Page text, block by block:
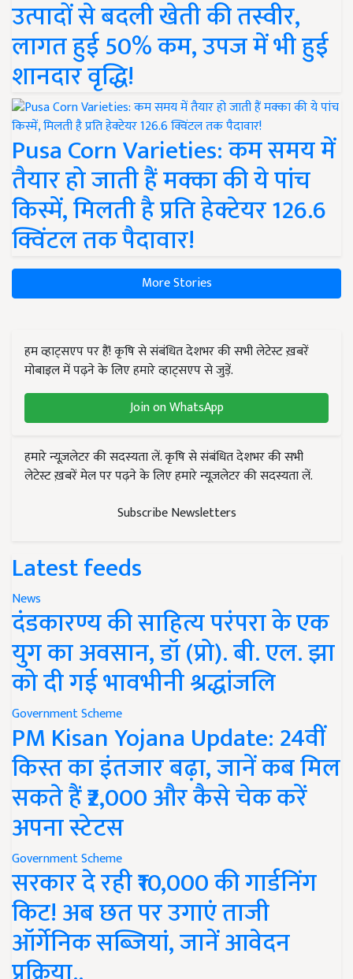
उत्पादों से बदली खेती की तस्वीर,
लागत हुई 50% कम, उपज में भी हुई
शानदार वृद्धि!
Pusa Corn Varieties: कम समय में
तैयार हो जाती हैं मक्का की ये पांच
किस्में, मिलती है प्रति हेक्टेयर 126.6
क्विंटल तक पैदावार!
More Stories
हम व्हाट्सएप पर हैं! कृषि से संबंधित देशभर की सभी लेटेस्ट ख़बरें
मोबाइल में पढ़ने के लिए हमारे व्हाट्सएप से जुड़ें.
Join on WhatsApp
हमारे न्यूज़लेटर की सदस्यता लें. कृषि से संबंधित देशभर की सभी
लेटेस्ट ख़बरें मेल पर पढ़ने के लिए हमारे न्यूज़लेटर की सदस्यता लें.
Subscribe Newsletters
Latest feeds
News
दंडकारण्य की साहित्य परंपरा के एक
युग का अवसान, डॉ (प्रो). बी. एल. झा
को दी गई भावभीनी श्रद्धांजलि
Government Scheme
PM Kisan Yojana Update: 24वीं
किस्त का इंतजार बढ़ा, जानें कब मिल
सकते हैं ₹2,000 और कैसे चेक करें
अपना स्टेटस
Government Scheme
सरकार दे रही ₹10,000 की गार्डनिंग
किट! अब छत पर उगाएं ताजी
ऑर्गेनिक सब्जियां, जानें आवेदन